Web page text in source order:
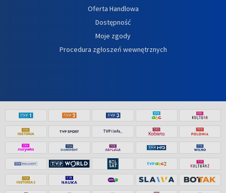
Oferta Handlowa
Dostępność
Moje zgody
Procedura zgłoszeń wewnętrznych